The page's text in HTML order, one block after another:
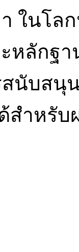
า ในโ
หลักฐ
นับสนุ
ด้สำห